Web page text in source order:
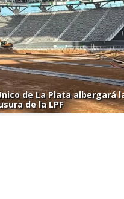
de La Plata albergará
de la LPF